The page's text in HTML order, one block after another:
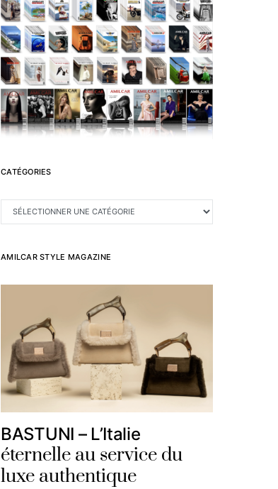
CATÉGORIES
CATÉGORIES
AMILCAR STYLE MAGAZINE
BASTUNI – L’Italie
éternelle au service du
luxe authentique